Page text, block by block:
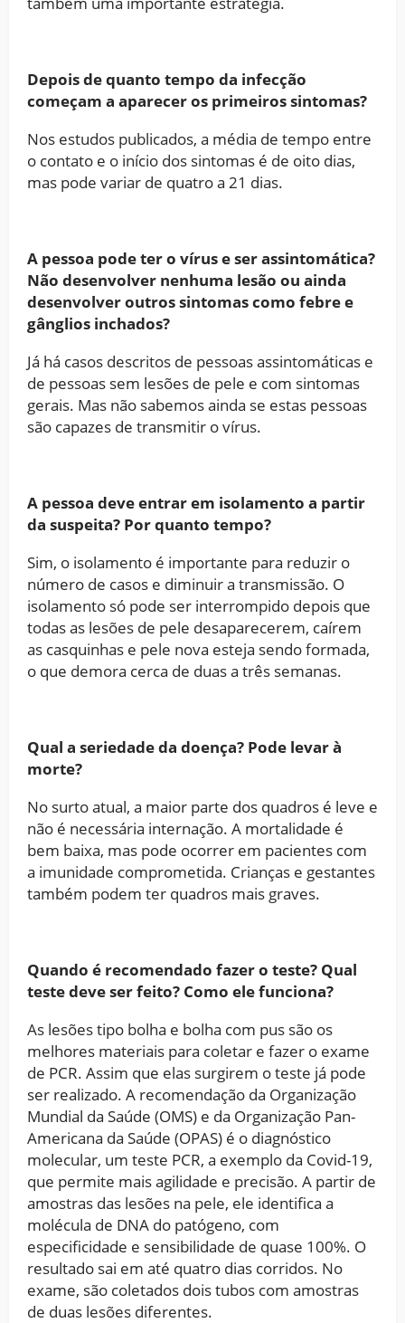
Depois de quanto tempo da infecção
começam a aparecer os primeiros sintomas?
Nos estudos publicados, a média de tempo entre
o contato e o início dos sintomas é de oito dias,
mas pode variar de quatro a 21 dias.
A pessoa pode ter o vírus e ser assintomática?
Não desenvolver nenhuma lesão ou ainda
desenvolver outros sintomas como febre e
gânglios inchados?
Já há casos descritos de pessoas assintomáticas e
de pessoas sem lesões de pele e com sintomas
gerais. Mas não sabemos ainda se estas pessoas
são capazes de transmitir o vírus.
A pessoa deve entrar em isolamento a partir
da suspeita? Por quanto tempo?
Sim, o isolamento é importante para reduzir o
número de casos e diminuir a transmissão. O
isolamento só pode ser interrompido depois que
todas as lesões de pele desaparecerem, caírem
as casquinhas e pele nova esteja sendo formada,
o que demora cerca de duas a três semanas.
Qual a seriedade da doença? Pode levar à
morte?
No surto atual, a maior parte dos quadros é leve e
não é necessária internação. A mortalidade é
bem baixa, mas pode ocorrer em pacientes com
a imunidade comprometida. Crianças e gestantes
também podem ter quadros mais graves.
Quando é recomendado fazer o teste? Qual
teste deve ser feito? Como ele funciona?
As lesões tipo bolha e bolha com pus são os
melhores materiais para coletar e fazer o exame
de PCR. Assim que elas surgirem o teste já pode
ser realizado. A recomendação da Organização
Mundial da Saúde (OMS) e da Organização Pan-
Americana da Saúde (OPAS) é o diagnóstico
molecular, um teste PCR, a exemplo da Covid-19,
que permite mais agilidade e precisão. A partir de
amostras das lesões na pele, ele identifica a
molécula de DNA do patógeno, com
especificidade e sensibilidade de quase 100%. O
resultado sai em até quatro dias corridos. No
exame, são coletados dois tubos com amostras
de duas lesões diferentes.